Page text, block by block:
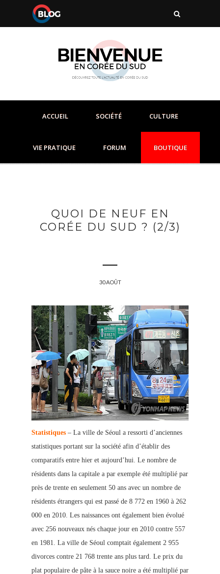
ACCUEIL SOCIÉTÉ CULTURE
VIE PRATIQUE FORUM BOUTIQUE
QUOI DE NEUF EN
CORÉE DU SUD ? (2/3)
30 AOÛT
Statistiques – La ville de Séoul a ressorti d’anciennes
statistiques portant sur la société afin d’établir des
comparatifs entre hier et aujourd’hui. Le nombre de
résidents dans la capitale a par exemple été multiplié par
près de trente en seulement 50 ans avec un nombre de
résidents étrangers qui est passé de 8 772 en 1960 à 262
000 en 2010. Les naissances ont également bien évolué
avec 256 nouveaux nés chaque jour en 2010 contre 557
en 1981. La ville de Séoul comptait également 2 955
divorces contre 21 768 trente ans plus tard. Le prix du
plat populaire de pâte à la sauce noire a été multiplié par